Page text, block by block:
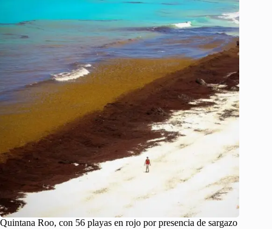
Quintana Roo, con 56 playas en rojo por presencia de sargazo